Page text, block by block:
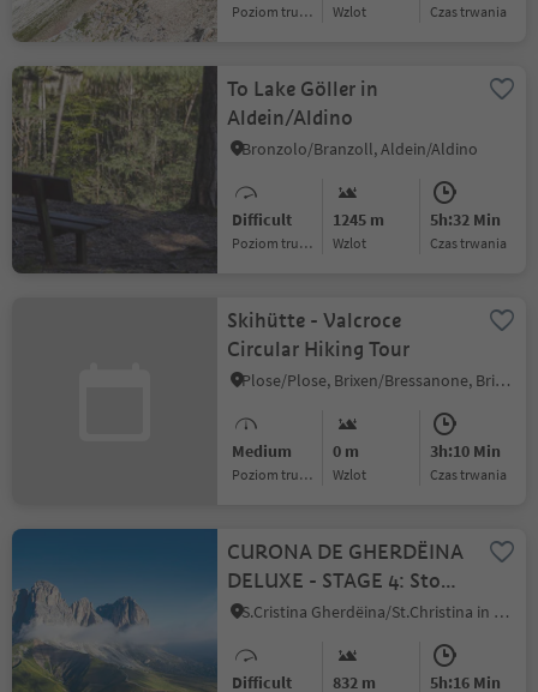
Poziom trudności Wzlot czas trwania
To Lake Göller in
Aldein/Aldino
Bronzolo/Branzoll, Aldein/Aldino
Difficult
Poziom trudności
1245 m
Wzlot
5h:32 Min
czas trwania
Skihütte - Valcroce
Circular Hiking Tour
Plose/Plose, Brixen/Bressanone, Brixen/Bressanone and environs
Medium
Poziom trudności
0 m
Wzlot
3h:10 Min
czas trwania
CURONA DE GHERDËINA
DELUXE - STAGE 4: Stone
city – Sella Pass –
Sassolungo circuit - from
S. Cristina
S.Cristina Gherdëina/St.Christina in Gröden/S.Cristina Gherdëina/S.Cristina Val Gardena, S.Crestina Gherdëina/Santa Cristina Val Gardana, Dolomites Region Val Gardena
Difficult 832 m 5h:16 Min